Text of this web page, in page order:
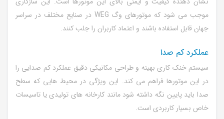
موجب می شود که موتورهای وگ WEG در صنایع مختلف در سراسر
جهان قابل استفاده باشند و اعتماد کاربران را جلب کنند.
عملکرد کم صدا
سیستم خنک کاری بهینه و طراحی مکانیکی دقیق عملکرد کم صدایی را
در این موتورها فراهم می کند. این ویژگی در محیط هایی که سطح
صدا باید پایین نگه داشته شود مانند کارخانه های تولیدی یا تاسیسات
خاص بسیار کاربردی است.